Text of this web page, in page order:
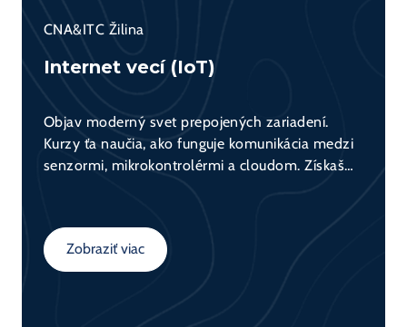
CNA&ITC Žilina
Internet vecí (IoT)
Objav moderný svet prepojených zariadení.
Kurzy ťa naučia, ako funguje komunikácia medzi
senzormi, mikrokontrolérmi a cloudom. Získaš
dát a ich využitie v praxi.
Zobraziť viac